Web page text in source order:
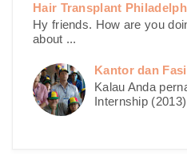
Hair Transplant
Hy friends. How are you
about ...
Kantor dan
Kalau Anda
Internship